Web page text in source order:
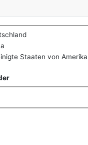
Staaten von Amerika